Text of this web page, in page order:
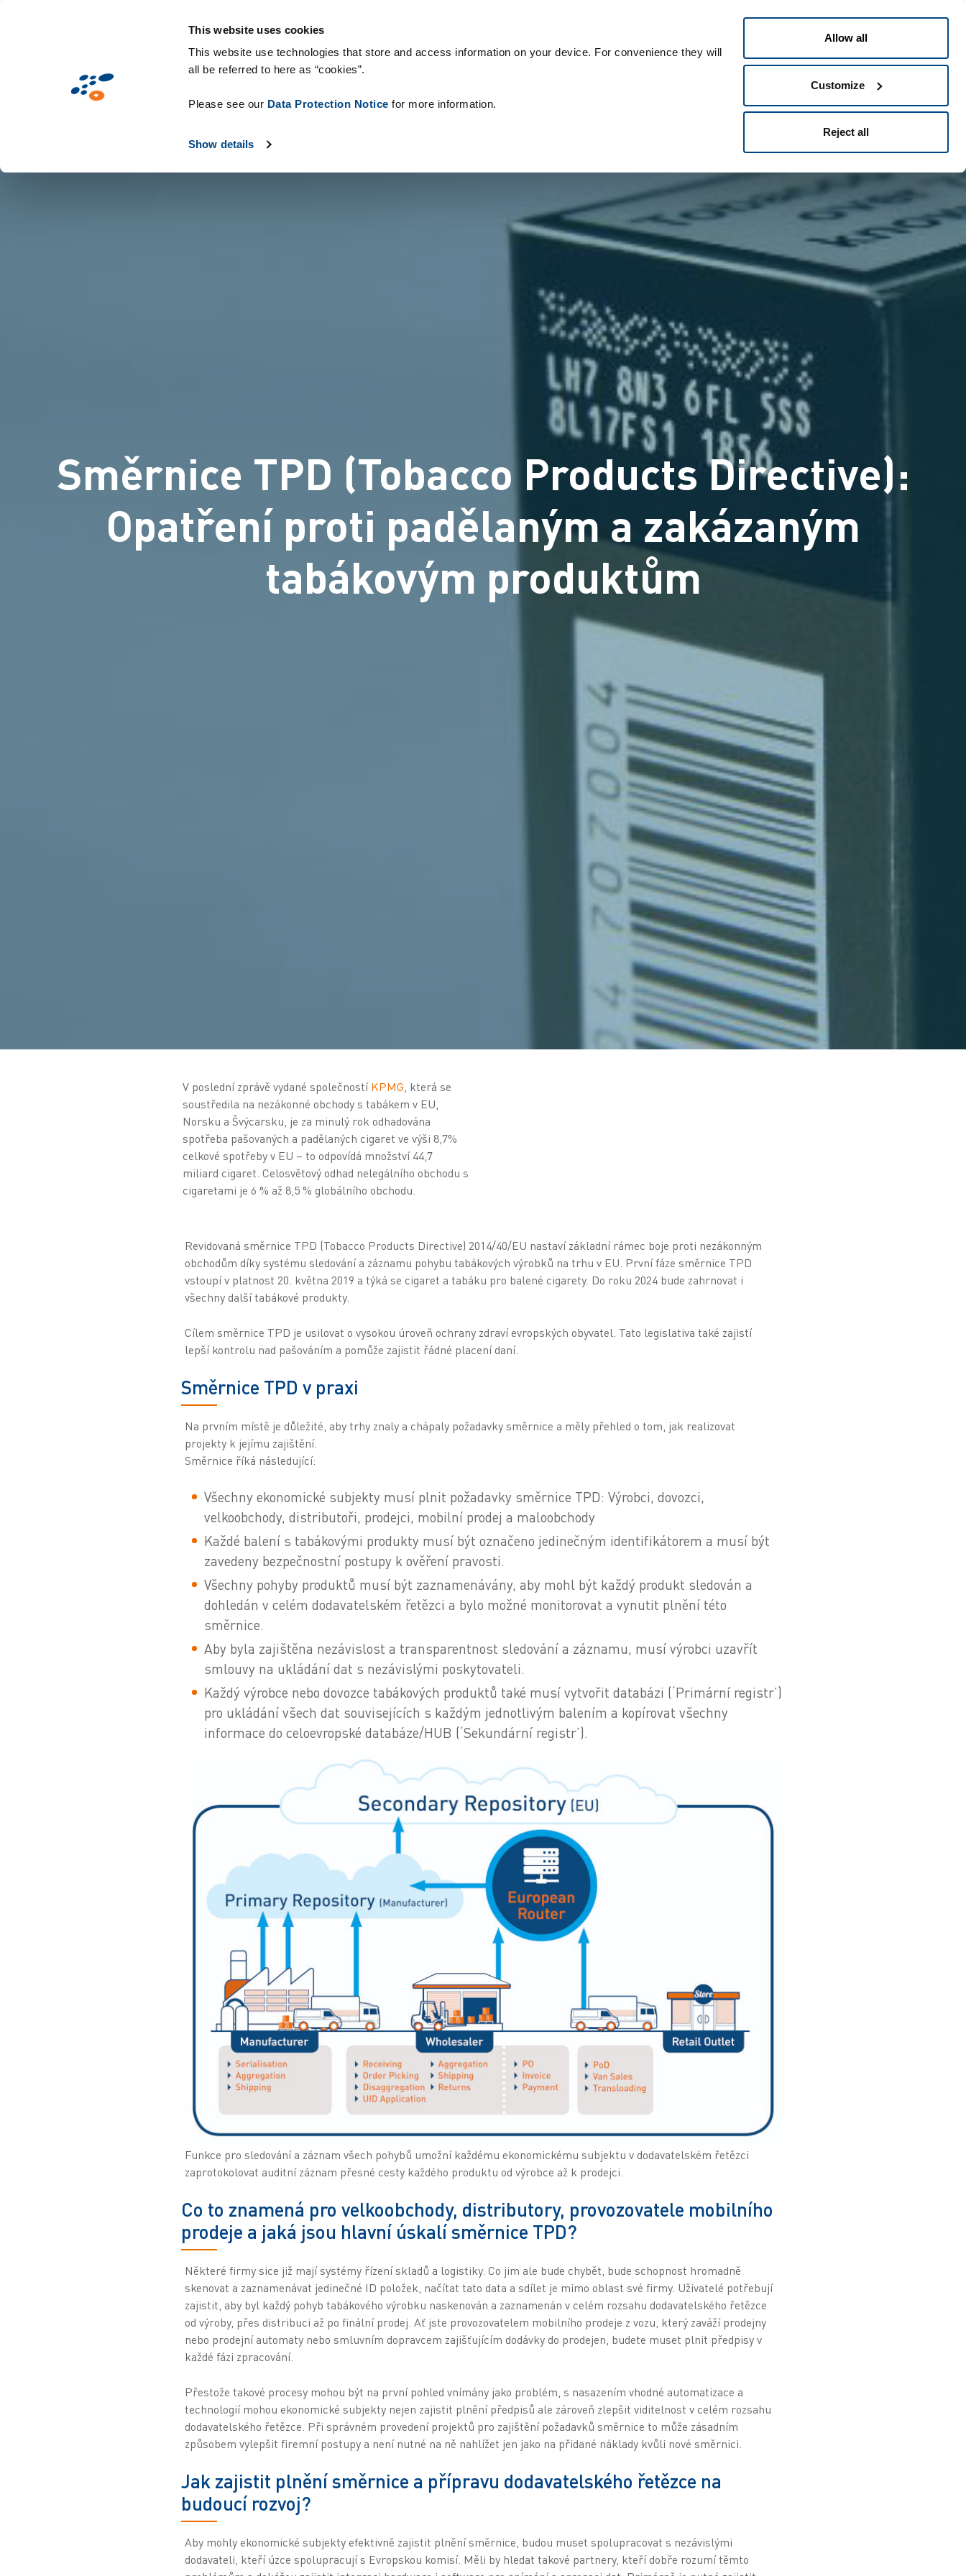
This website uses cookies
This website use technologies that store and access information on your device. For convenience they will
all be referred to here as “cookies”.
Please see our Data Protection Notice for more information.
Show details
Allow all
Customize
Reject all
Oborová řešení Technologie & Produkty
Směrnice TPD (Tobacco Products Directive):
Opatření proti padělaným a zakázaným
tabákovým produktům
V poslední zprávě vydané společností KPMG, která se
soustředila na nezákonné obchody s tabákem v EU,
Norsku a Švýcarsku, je za minulý rok odhadována
spotřeba pašovaných a padělaných cigaret ve výši 8,7%
celkové spotřeby v EU – to odpovídá množství 44,7
miliard cigaret. Celosvětový odhad nelegálního obchodu s
cigaretami je 6 % až 8,5 % globálního obchodu.
Revidovaná směrnice TPD (Tobacco Products Directive) 2014/40/EU nastaví základní rámec boje proti nezákonným
obchodům díky systému sledování a záznamu pohybu tabákových výrobků na trhu v EU. První fáze směrnice TPD
vstoupí v platnost 20. května 2019 a týká se cigaret a tabáku pro balené cigarety. Do roku 2024 bude zahrnovat i
všechny další tabákové produkty.
Cílem směrnice TPD je usilovat o vysokou úroveň ochrany zdraví evropských obyvatel. Tato legislativa také zajistí
lepší kontrolu nad pašováním a pomůže zajistit řádné placení daní.
Směrnice TPD v praxi
Na prvním místě je důležité, aby trhy znaly a chápaly požadavky směrnice a měly přehled o tom, jak realizovat
projekty k jejímu zajištění.
Směrnice říká následující:
Všechny ekonomické subjekty musí plnit požadavky směrnice TPD: Výrobci, dovozci,
velkoobchody, distributoři, prodejci, mobilní prodej a maloobchody
Každé balení s tabákovými produkty musí být označeno jedinečným identifikátorem a musí být
zavedeny bezpečnostní postupy k ověření pravosti.
Všechny pohyby produktů musí být zaznamenávány, aby mohl být každý produkt sledován a
dohledán v celém dodavatelském řetězci a bylo možné monitorovat a vynutit plnění této
směrnice.
Aby byla zajištěna nezávislost a transparentnost sledování a záznamu, musí výrobci uzavřít
smlouvy na ukládání dat s nezávislými poskytovateli.
Každý výrobce nebo dovozce tabákových produktů také musí vytvořit databázi (‘Primární registr’)
pro ukládání všech dat souvisejících s každým jednotlivým balením a kopírovat všechny
informace do celoevropské databáze/HUB (‘Sekundární registr’).
Funkce pro sledování a záznam všech pohybů umožní každému ekonomickému subjektu v dodavatelském řetězci
zaprotokolovat auditní záznam přesné cesty každého produktu od výrobce až k prodejci.
Co to znamená pro velkoobchody, distributory, provozovatele mobilního
prodeje a jaká jsou hlavní úskalí směrnice TPD?
Některé firmy sice již mají systémy řízení skladů a logistiky. Co jim ale bude chybět, bude schopnost hromadně
skenovat a zaznamenávat jedinečné ID položek, načítat tato data a sdílet je mimo oblast své firmy. Uživatelé potřebují
zajistit, aby byl každý pohyb tabákového výrobku naskenován a zaznamenán v celém rozsahu dodavatelského řetězce
od výroby, přes distribuci až po finální prodej. Ať jste provozovatelem mobilního prodeje z vozu, který zaváží prodejny
nebo prodejní automaty nebo smluvním dopravcem zajišťujícím dodávky do prodejen, budete muset plnit předpisy v
každé fázi zpracování.
Přestože takové procesy mohou být na první pohled vnímány jako problém, s nasazením vhodné automatizace a
technologií mohou ekonomické subjekty nejen zajistit plnění předpisů ale zároveň zlepšit viditelnost v celém rozsahu
dodavatelského řetězce. Při správném provedení projektů pro zajištění požadavků směrnice to může zásadním
způsobem vylepšit firemní postupy a není nutné na ně nahlížet jen jako na přidané náklady kvůli nové směrnici.
Jak zajistit plnění směrnice a přípravu dodavatelského řetězce na
budoucí rozvoj?
Aby mohly ekonomické subjekty efektivně zajistit plnění směrnice, budou muset spolupracovat s nezávislými
dodavateli, kteří úzce spolupracují s Evropskou komisí. Měli by hledat takové partnery, kteří dobře rozumí těmto